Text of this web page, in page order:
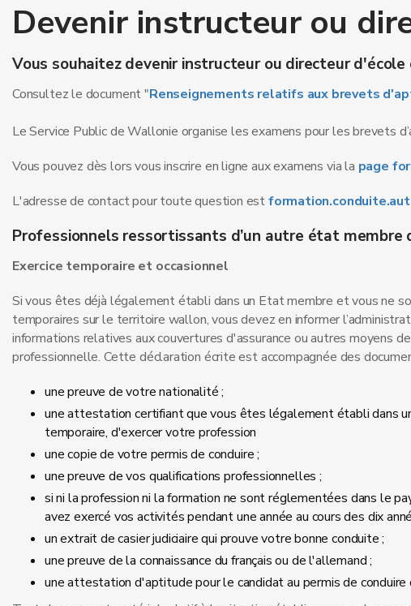
Devenir instructeur ou
Vous souhaitez devenir instructeur ou directeur d'école
Consultez le document "Renseignements relatifs aux brevets
Le Service Public de Wallonie organise les examens pour les brevets
Vous pouvez dès lors vous inscrire en ligne aux examens via la page
L'adresse de contact pour toute question est
Professionnels ressortissants d’un autre état membre
Exercice temporaire et occasionnel
Si vous êtes déjà légalement établi dans un Etat membre et vous ne
temporaires sur le territoire wallon, vous devez en informer
informations relatives aux couvertures d'assurance ou autres moyens
professionnelle. Cette déclaration écrite est accompagnée des
une preuve de votre nationalité ;
une attestation certifiant que vous êtes légalement établi dans
temporaire, d'exercer votre profession
une copie de votre permis de conduire ;
une preuve de vos qualifications professionnelles ;
si ni la profession ni la formation ne sont réglementées dans le
avez exercé vos activités pendant une année au cours des dix
un extrait de casier judiciaire qui prouve votre bonne conduite ;
une preuve de la connaissance du français ou de l'allemand ;
une attestation d'aptitude pour le candidat au permis de